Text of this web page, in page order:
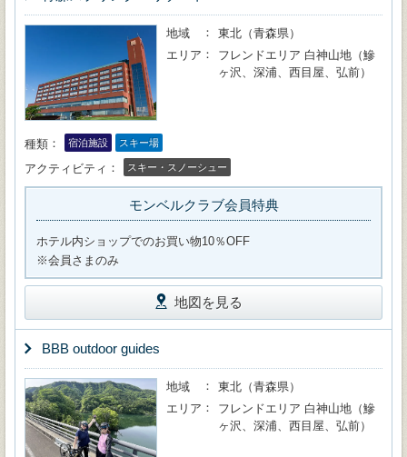
地域
東北（青森県）
エリア
フレンドエリア 白神山地（鰺
ヶ沢、深浦、西目屋、弘前）
種類 宿泊施設 スキー場
アクティビティ スキー・スノーシュー
モンベルクラブ会員特典
ホテル内ショップでのお買い物10％OFF
※会員さまのみ
地図を見る
BBB outdoor guides
地域
東北（青森県）
エリア
フレンドエリア 白神山地（鰺
ヶ沢、深浦、西目屋、弘前）